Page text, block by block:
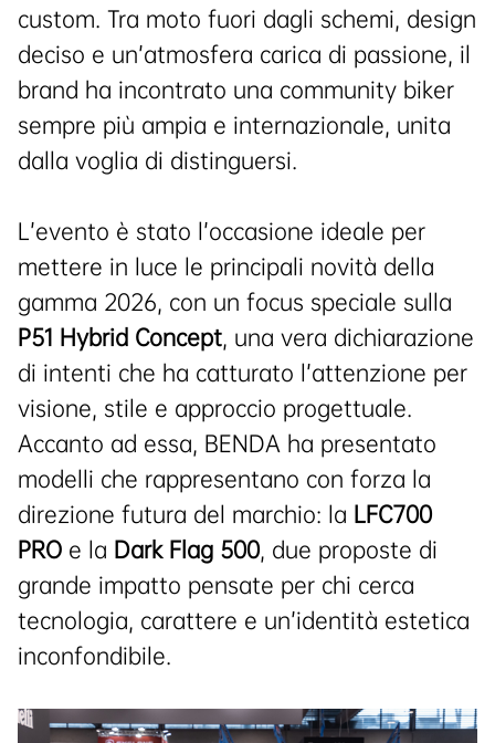
custom. Tra moto fuori dagli schemi, design
deciso e un’atmosfera carica di passione, il
brand ha incontrato una community biker
sempre più ampia e internazionale, unita
dalla voglia di distinguersi.
L’evento è stato l’occasione ideale per
mettere in luce le principali novità della
gamma 2026, con un focus speciale sulla
P51 Hybrid Concept, una vera dichiarazione
di intenti che ha catturato l’attenzione per
visione, stile e approccio progettuale.
Accanto ad essa, BENDA ha presentato
modelli che rappresentano con forza la
direzione futura del marchio: la LFC700
PRO e la Dark Flag 500, due proposte di
grande impatto pensate per chi cerca
tecnologia, carattere e un’identità estetica
inconfondibile.